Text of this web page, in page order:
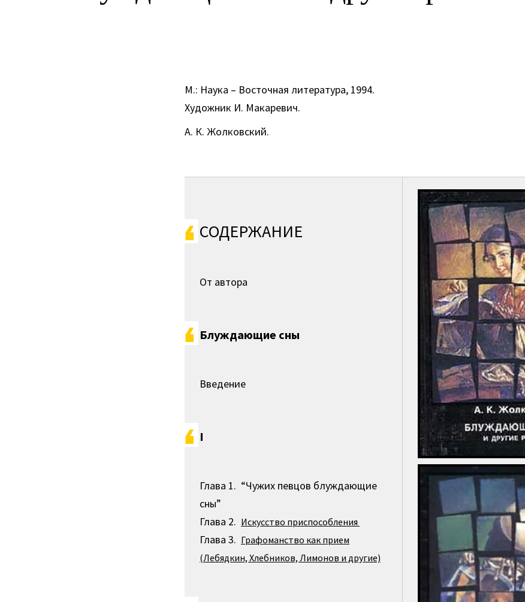
М.: Наука – Восточная литература, 1994.
Художник И. Макаревич.
А. К. Жолковский.
СОДЕРЖАНИЕ
От автора
Блуждающие сны
Введение
I
Глава 1. “Чужих певцов блуждающие
сны”
Глава 2. Искусство приспособления
Глава 3. Графоманство как прием
(Лебядкин, Хлебников, Лимонов и другие)